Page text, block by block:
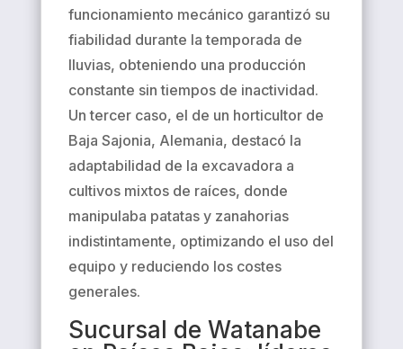
funcionamiento mecánico garantizó su
fiabilidad durante la temporada de
lluvias, obteniendo una producción
constante sin tiempos de inactividad.
Un tercer caso, el de un horticultor de
Baja Sajonia, Alemania, destacó la
adaptabilidad de la excavadora a
cultivos mixtos de raíces, donde
manipulaba patatas y zanahorias
indistintamente, optimizando el uso del
equipo y reduciendo los costes
generales.
Sucursal de Watanabe